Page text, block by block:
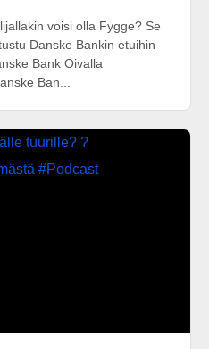
voisi olla Fygge? Se
Danske Bankin etuihin
Bank Oivalla
Ban...